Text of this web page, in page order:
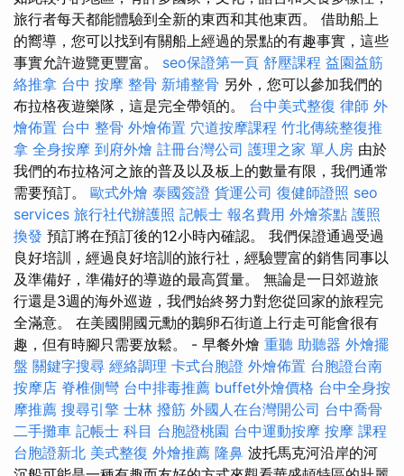
旅行者每天都能體驗到全新的東西和其他東西。 借助船上
的嚮導，您可以找到有關船上經過的景點的有趣事實，這些
事實允許遊覽更豐富。 seo保證第一頁 舒壓課程 益園益筋
絡推拿 台中 按摩 整骨 新埔整骨 另外，您可以參加我們的
布拉格夜遊樂隊，這是完全帶領的。 台中美式整復 律師 外
燴佈置 台中 整骨 外燴佈置 穴道按摩課程 竹北傳統整復推
拿 全身按摩 到府外燴 註冊台灣公司 護理之家 單人房 由於
我們的布拉格河之旅的普及以及板上的數量有限，我們通常
需要預訂。 歐式外燴 泰國簽證 貨運公司 復健師證照 seo
services 旅行社代辦護照 記帳士 報名費用 外燴茶點 護照
換發 預訂將在預訂後的12小時內確認。 我們保證通過受過
良好培訓，經過良好培訓的旅行社，經驗豐富的銷售同事以
及準備好，準備好的導遊的最高質量。 無論是一日郊遊旅
行還是3週的海外巡遊，我們始終努力對您從回家的旅程完
全滿意。 在美國開國元勳的鵝卵石街道上行走可能會很有
趣，但有時腳只需要放鬆。 - 早餐外燴 重聽 助聽器 外燴擺
盤 關鍵字搜尋 經絡調理 卡式台胞證 外燴佈置 台胞證台南
按摩店 脊椎側彎 台中排毒推薦 buffet外燴價格 台中全身按
摩推薦 搜尋引擎 士林 撥筋 外國人在台灣開公司 台中喬骨
二手攤車 記帳士 科目 台胞證桃園 台中運動按摩 按摩 課程
台胞證新北 美式整復 外燴推薦 隆鼻 波托馬克河沿岸的河